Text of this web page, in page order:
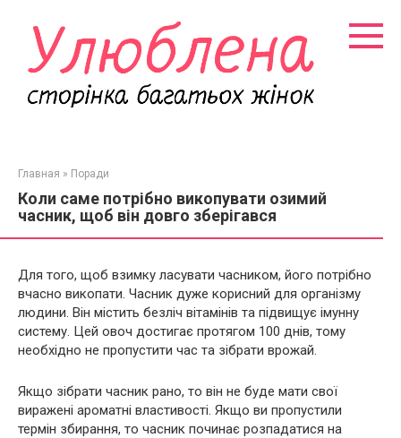
контенту
Главная » Поради
Коли саме потрібно викопувати озимий
часник, щоб він довго зберігався
Для того, щоб взимку ласувати часником, його потрібно
вчасно викопати. Часник дуже корисний для організму
людини. Він містить безліч вітамінів та підвищує імунну
систему. Цей овоч достигає протягом 100 днів, тому
необхідно не пропустити час та зібрати врожай.
Якщо зібрати часник рано, то він не буде мати свої
виражені ароматні властивості. Якщо ви пропустили
термін збирання, то часник починає розпадатися на